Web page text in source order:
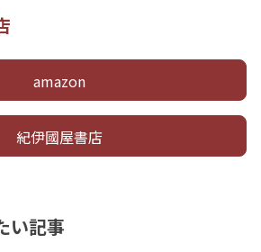
amazon
紀伊國屋書店
い記事